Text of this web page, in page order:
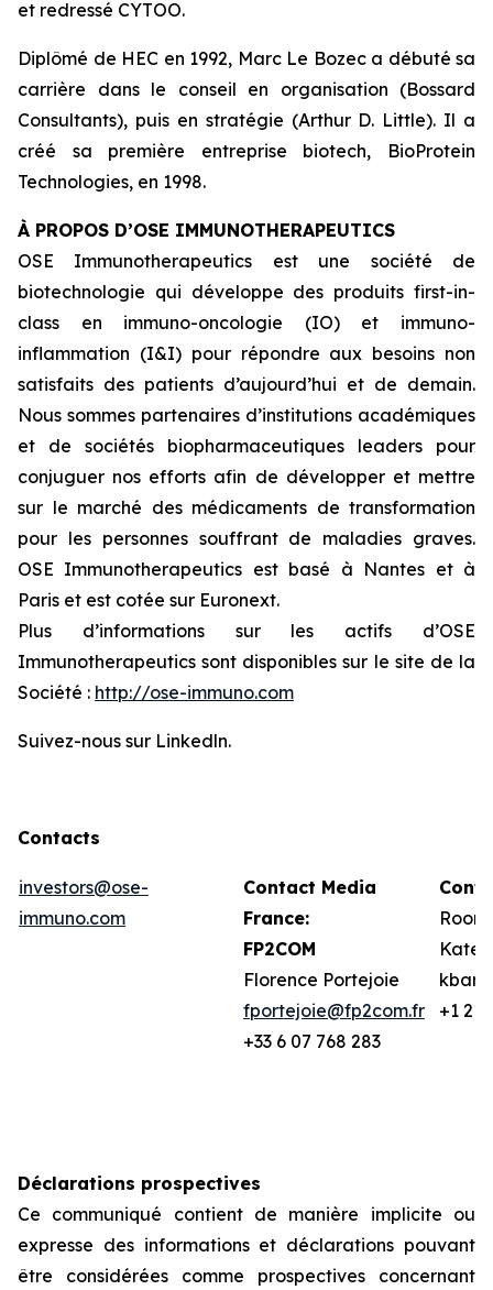
et redressé CYTOO.
Diplômé de HEC en 1992, Marc Le Bozec a débuté sa
carrière dans le conseil en organisation (Bossard
Consultants), puis en stratégie (Arthur D. Little). Il a
créé sa première entreprise biotech, BioProtein
Technologies, en 1998.
À PROPOS D’OSE IMMUNOTHERAPEUTICS
OSE Immunotherapeutics est une société de
biotechnologie qui développe des produits first-in-
class en immuno-oncologie (IO) et immuno-
inflammation (I&I) pour répondre aux besoins non
satisfaits des patients d’aujourd’hui et de demain.
Nous sommes partenaires d’institutions académiques
et de sociétés biopharmaceutiques leaders pour
conjuguer nos efforts afin de développer et mettre
sur le marché des médicaments de transformation
pour les personnes souffrant de maladies graves.
OSE Immunotherapeutics est basé à Nantes et à
Paris et est cotée sur Euronext.
Plus d’informations sur les actifs d’OSE
Immunotherapeutics sont disponibles sur le site de la
Société : http://ose-immuno.com
Suivez-nous sur Linkedln.
Contacts
investors@ose-
immuno.com
Contact Media
France:
FP2COM
Florence Portejoie
fportejoie@fp2com.fr
+33 6 07 768 283
Kate
+1
Déclarations prospectives
Ce communiqué contient de manière implicite ou
expresse des informations et déclarations pouvant
être considérées comme prospectives concernant